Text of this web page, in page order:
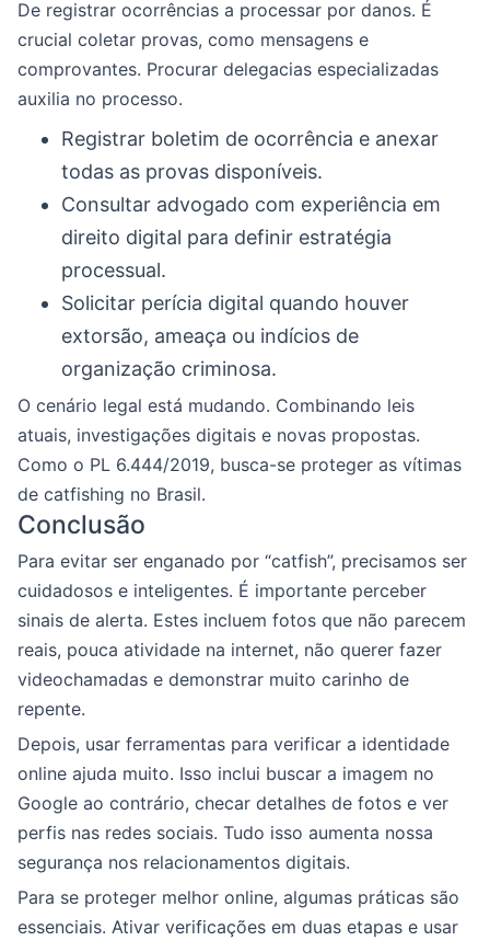
De registrar ocorrências a processar por danos. É
crucial coletar provas, como mensagens e
comprovantes. Procurar delegacias especializadas
auxilia no processo.
Registrar boletim de ocorrência e anexar
todas as provas disponíveis.
Consultar advogado com experiência em
direito digital para definir estratégia
processual.
Solicitar perícia digital quando houver
extorsão, ameaça ou indícios de
organização criminosa.
O cenário legal está mudando. Combinando leis
atuais, investigações digitais e novas propostas.
Como o PL 6.444/2019, busca-se proteger as vítimas
de catfishing no Brasil.
Conclusão
Para evitar ser enganado por “catfish”, precisamos ser
cuidadosos e inteligentes. É importante perceber
sinais de alerta. Estes incluem fotos que não parecem
reais, pouca atividade na internet, não querer fazer
videochamadas e demonstrar muito carinho de
repente.
Depois, usar ferramentas para verificar a identidade
online ajuda muito. Isso inclui buscar a imagem no
Google ao contrário, checar detalhes de fotos e ver
perfis nas redes sociais. Tudo isso aumenta nossa
segurança nos relacionamentos digitais.
Para se proteger melhor online, algumas práticas são
essenciais. Ativar verificações em duas etapas e usar